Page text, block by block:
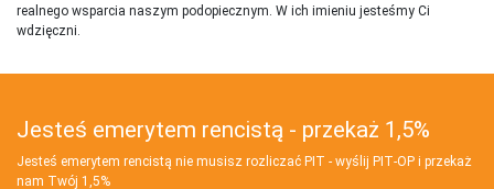
realnego wsparcia naszym podopiecznym. W ich imieniu jesteśmy Ci
wdzięczni.
Jesteś emerytem rencistą - przekaż 1,5%
Jesteś emerytem rencistą nie musisz rozliczać PIT - wyślij PIT‑OP i przekaż
nam Twój 1,5%